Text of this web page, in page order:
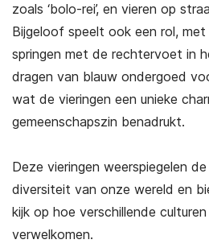
zoals ‘bolo-rei’, en vieren op
Bijgeloof speelt ook een rol,
springen met de rechtervoet in
dragen van blauw ondergoed
wat de vieringen een unieke
gemeenschapszin benadrukt.
Deze vieringen weerspiegelen
diversiteit van onze wereld en
kijk op hoe verschillende
verwelkomen.